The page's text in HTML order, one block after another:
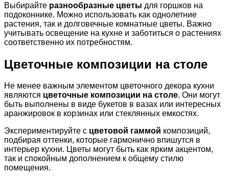
Выбирайте разнообразные цветы для горшков на
подоконнике. Можно использовать как однолетние
растения, так и долговечные комнатные цветы. Важно
учитывать освещение на кухне и заботиться о растениях
соответственно их потребностям.
Цветочные композиции на столе
Не менее важным элементом цветочного декора кухни
являются цветочные композиции на столе. Они могут
быть выполнены в виде букетов в вазах или интересных
аранжировок в корзинах или стеклянных емкостях.
Экспериментируйте с цветовой гаммой композиций,
подбирая оттенки, которые гармонично впишутся в
интерьер кухни. Цветы могут быть как ярким акцентом,
так и спокойным дополнением к общему стилю
помещения.